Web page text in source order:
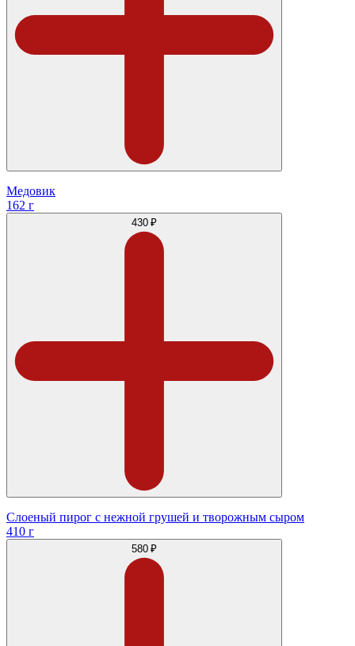
Медовик
162 г
430 ₽
Слоеный пирог с нежной грушей и творожным сыром
410 г
580 ₽